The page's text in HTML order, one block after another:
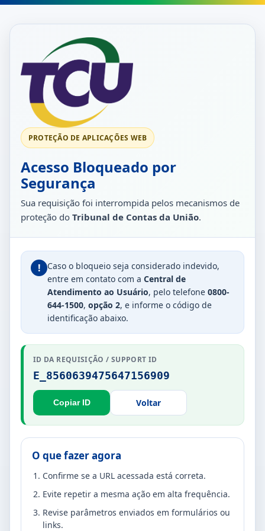
PROTEÇÃO DE APLICAÇÕES WEB
Acesso Bloqueado por
Segurança
Sua requisição foi interrompida pelos mecanismos de
proteção do Tribunal de Contas da União.
!
Caso o bloqueio seja considerado indevido,
entre em contato com a Central de
Atendimento ao Usuário, pelo telefone 0800-
644-1500, opção 2, e informe o código de
identificação abaixo.
ID DA REQUISIÇÃO / SUPPORT ID
E_8560639475647156909
Copiar ID Voltar
O que fazer agora
Confirme se a URL acessada está correta.
Evite repetir a mesma ação em alta frequência.
Revise parâmetros enviados em formulários ou
links.